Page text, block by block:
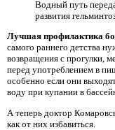
Водный путь
развития
Лучшая профилактика
самого раннего детства
возвращения с прогулки,
перед употреблением в
особенно если они
воду при купании в
А теперь доктор
как от них избавиться.